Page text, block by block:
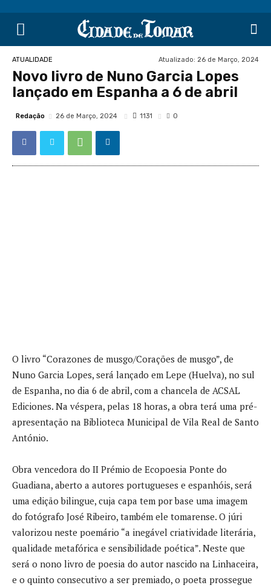
ATUALIDADE Atualizado: 26 de Março, 2024
Novo livro de Nuno Garcia Lopes
lançado em Espanha a 6 de abril
Redação 26 de Março, 2024 1131 0
O livro “Corazones de musgo/Corações de musgo”, de
Nuno Garcia Lopes, será lançado em Lepe (Huelva), no sul
de Espanha, no dia 6 de abril, com a chancela de ACSAL
Ediciones. Na véspera, pelas 18 horas, a obra terá uma pré-
apresentação na Biblioteca Municipal de Vila Real de Santo
António.
Obra vencedora do II Prémio de Ecopoesia Ponte do
Guadiana, aberto a autores portugueses e espanhóis, será
uma edição bilingue, cuja capa tem por base uma imagem
do fotógrafo José Ribeiro, também ele tomarense. O júri
valorizou neste poemário “a inegável criatividade literária,
qualidade metafórica e sensibilidade poética”. Neste que
será o nono livro de poesia do autor nascido na Linhaceira,
e o quinto consecutivo a ser premiado, o poeta prossegue